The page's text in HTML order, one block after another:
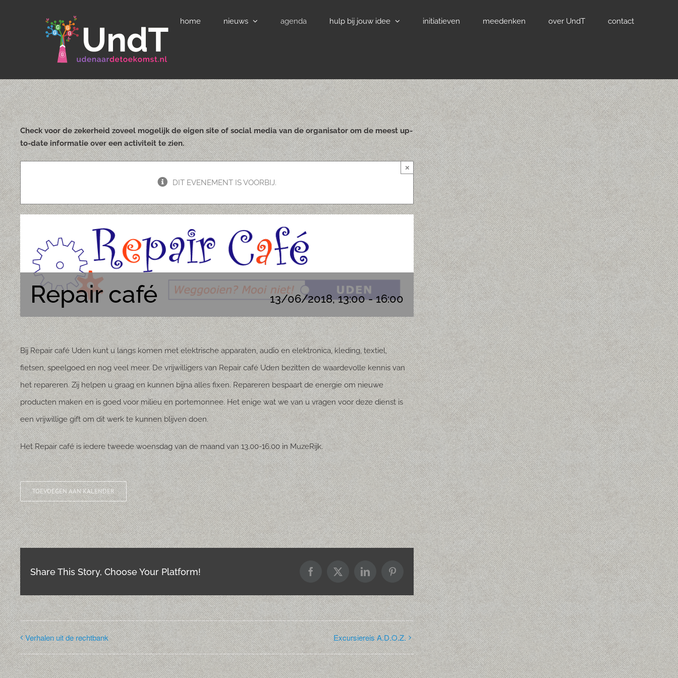
home nieuws agenda hulp bij jouw idee initiatieven meedenken over UndT contact
Check voor de zekerheid zoveel mogelijk de eigen site of social media van de organisator om de meest up-
to-date informatie over een activiteit te zien.
DIT EVENEMENT IS VOORBIJ.
×
Repair café 13/06/2018, 13:00-16:00
Bij Repair café Uden kunt u langs komen met elektrische apparaten, audio en elektronica, kleding, textiel,
fietsen, speelgoed en nog veel meer. De vrijwilligers van Repair café Uden bezitten de waardevolle kennis van
het repareren. Zij helpen u graag en kunnen bijna alles fixen. Repareren bespaart de energie om nieuwe
producten maken en is goed voor milieu en portemonnee. Het enige wat we van u vragen voor deze dienst is
een vrijwillige gift om dit werk te kunnen blijven doen.
Het Repair café is iedere tweede woensdag van de maand van 13.00-16.00 in MuzeRijk.
TOEVOEGEN AAN KALENDER
Share This Story, Choose Your Platform! Facebook
X LinkedInPinterest
Verhalen uit de rechtbank Excursiereis A.D.O.Z.